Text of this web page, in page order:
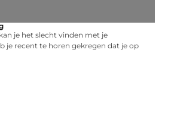
je het slecht vinden met je
je recent te horen gekregen dat je op